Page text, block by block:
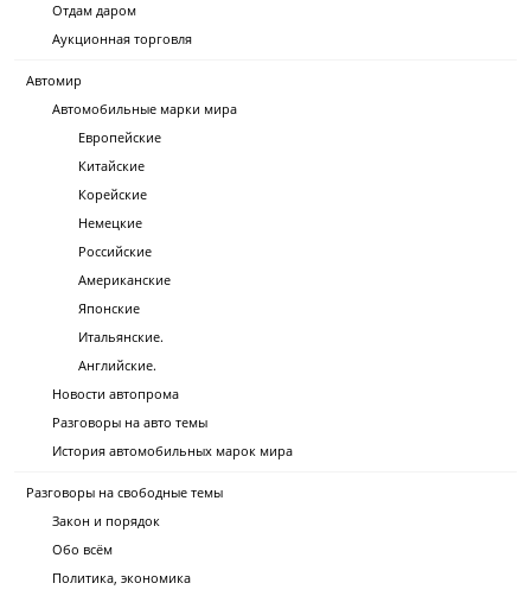
Отдам даром
Аукционная торговля
Автомир
Автомобильные марки мира
Европейские
Китайские
Корейские
Немецкие
Российские
Американские
Японские
Итальянские.
Английские.
Новости автопрома
Разговоры на авто темы
История автомобильных марок мира
Разговоры на свободные темы
Закон и порядок
Обо всём
Политика, экономика